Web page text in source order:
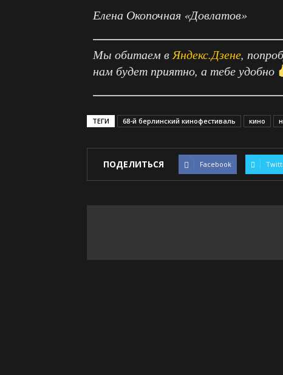
Елена Окопочная «Довлатов»
Мы обитаем в Яндекс.Дзене,
нам будет приятно, а тебе удобно
ТЕГИ 68-й берлинский кинофестиваль кино
ПОДЕЛИТЬСЯ Facebook